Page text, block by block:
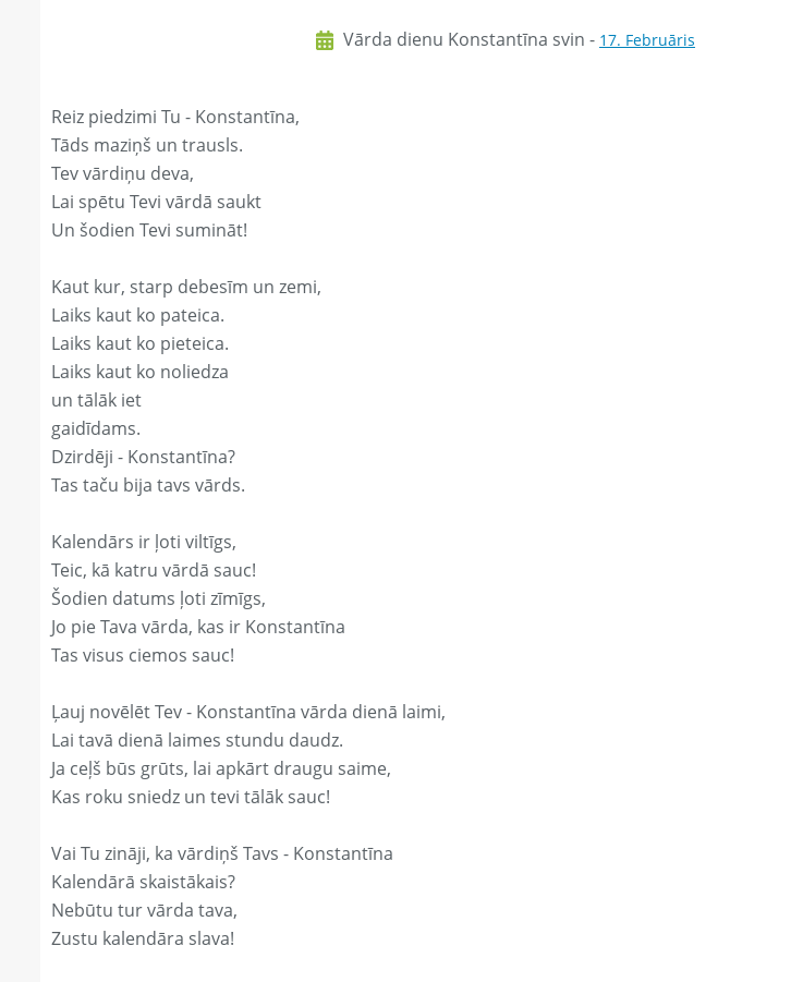
Vārda dienu Konstantīna svin - 17. Februāris
Reiz piedzimi Tu - Konstantīna,
Tāds maziņš un trausls.
Tev vārdiņu deva,
Lai spētu Tevi vārdā saukt
Un šodien Tevi sumināt!
Kaut kur, starp debesīm un zemi,
Laiks kaut ko pateica.
Laiks kaut ko pieteica.
Laiks kaut ko noliedza
un tālāk iet
gaidīdams.
Dzirdēji - Konstantīna?
Tas taču bija tavs vārds.
Kalendārs ir ļoti viltīgs,
Teic, kā katru vārdā sauc!
Šodien datums ļoti zīmīgs,
Jo pie Tava vārda, kas ir Konstantīna
Tas visus ciemos sauc!
Ļauj novēlēt Tev - Konstantīna vārda dienā laimi,
Lai tavā dienā laimes stundu daudz.
Ja ceļš būs grūts, lai apkārt draugu saime,
Kas roku sniedz un tevi tālāk sauc!
Vai Tu zināji, ka vārdiņš Tavs - Konstantīna
Kalendārā skaistākais?
Nebūtu tur vārda tava,
Zustu kalendāra slava!